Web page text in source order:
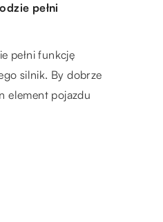
są
oczywiście
przyjęty do
pełni
pełni funkcję
silnik. By dobrze
element pojazdu
łóżka
dwuosobowego,
wyboru. Pod
one w